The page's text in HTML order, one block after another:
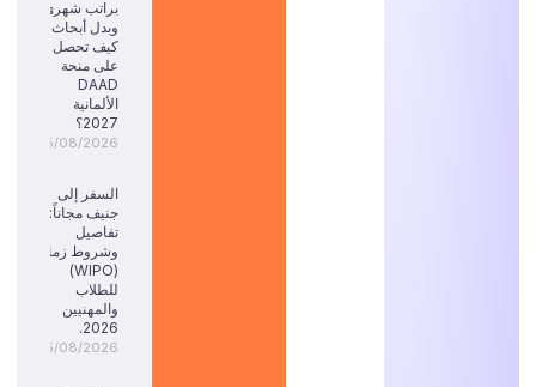
براتب شهري
وبدل أبحاث:
كيف تحصل
على منحة
DAAD
الألمانية
2027؟
05/08/2026
السفر إلى
جنيف مجاناً:
تفاصيل
وشروط زمالة
(WIPO)
للطلاب
والمهنيين
2026.
05/08/2026